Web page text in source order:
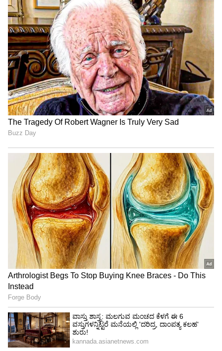
ಬಾರಿಸಿದ್ದಾರೆ.
ಕಾಂಗೋ ವಿರುದ್ಧ ಗೆದ್ದ ಕೊಲೊಂಬಿಯಾ
ಗ್ವಾಡಲಜರಾ (ಮೆಕ್ಸಿಕೋ): ಡೇನಿಯಲ್‌ ಮುನೊಜ್‌ ಬಾರಿಸಿದ
ಏಕೈಕ ಗೋಲು, ಕಾಂಗೋ ವಿರುದ್ಧ ಕೊಲೊಂಬಿಯಾ 1-0
ಅಂತರದಲ್ಲಿ ಗೆದ್ದು ನಾಕೌಟ್‌ ಹಂತಕ್ಕೇರುವ ಆಸೆಯನ್ನು
ಜೀವಂತವಾಗಿರಿಸಿಕೊಳ್ಳಲು ನೆರವಾಯಿತು. ಪಂದ್ಯದ 76ನೇ
ನಿಮಿಷದಲ್ಲಿ ಮುನೊಜ್‌ ಗೋಲು ದಾಖಲಿಸಿದರು.
ಕಾಂಗೋಗೆ ‘ಜೀವಂತ ಪ್ರತಿಮೆ’ಯ ಬೆಂಬಲ!
ಕಾಂಗೋ-ಕೊಲೊಂಬಿಯಾ ಪಂದ್ಯದಲ್ಲಿ ಫುಟ್ಬಾಲಿಗರಿಗಿಂತ